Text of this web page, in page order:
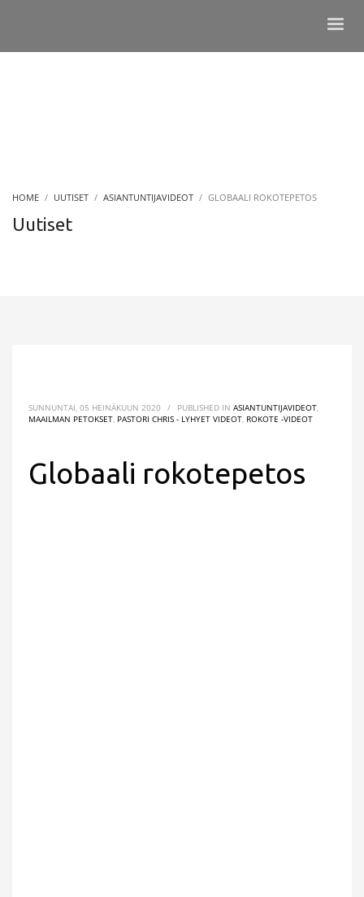
HOME UUTISET ASIANTUNTIJAVIDEOT GLOBAALI ROKOTEPETOS
Uutiset
SUNNUNTAI, 05 HEINÄKUUN 2020 / PUBLISHED IN ASIANTUNTIJAVIDEOT
MAAILMAN PETOKSET PASTORI CHRIS - LYHYET VIDEOT ROKOTE -VIDEOT
Globaali rokotepetos